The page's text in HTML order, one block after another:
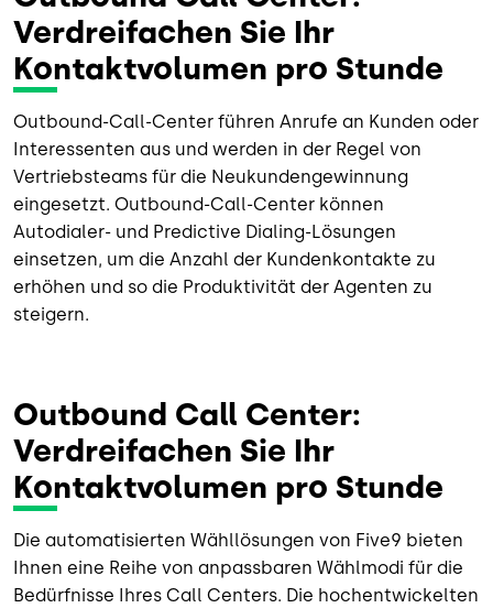
Verdreifachen Sie Ihr
Kontaktvolumen pro Stunde
Outbound-Call-Center führen Anrufe an Kunden oder
Interessenten aus und werden in der Regel von
Vertriebsteams für die Neukundengewinnung
eingesetzt. Outbound-Call-Center können
Autodialer- und Predictive Dialing-Lösungen
einsetzen, um die Anzahl der Kundenkontakte zu
erhöhen und so die Produktivität der Agenten zu
steigern.
Outbound Call Center:
Verdreifachen Sie Ihr
Kontaktvolumen pro Stunde
Die automatisierten Wähllösungen von Five9 bieten
Ihnen eine Reihe von anpassbaren Wählmodi für die
Bedürfnisse Ihres Call Centers. Die hochentwickelten